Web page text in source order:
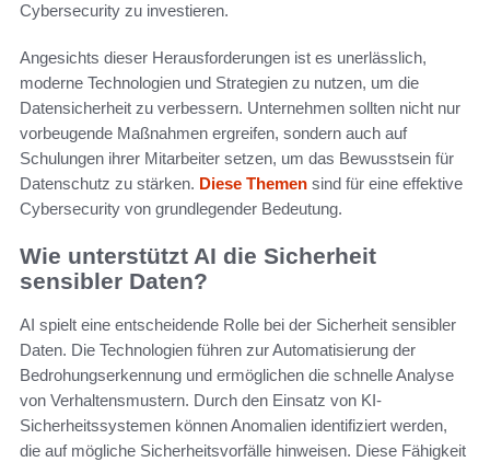
Cybersecurity zu investieren.
Angesichts dieser Herausforderungen ist es unerlässlich,
moderne Technologien und Strategien zu nutzen, um die
Datensicherheit zu verbessern. Unternehmen sollten nicht nur
vorbeugende Maßnahmen ergreifen, sondern auch auf
Schulungen ihrer Mitarbeiter setzen, um das Bewusstsein für
Datenschutz zu stärken. Diese Themen sind für eine effektive
Cybersecurity von grundlegender Bedeutung.
Wie unterstützt AI die Sicherheit
sensibler Daten?
AI spielt eine entscheidende Rolle bei der Sicherheit sensibler
Daten. Die Technologien führen zur Automatisierung der
Bedrohungserkennung und ermöglichen die schnelle Analyse
von Verhaltensmustern. Durch den Einsatz von KI-
Sicherheitssystemen können Anomalien identifiziert werden,
die auf mögliche Sicherheitsvorfälle hinweisen. Diese Fähigkeit